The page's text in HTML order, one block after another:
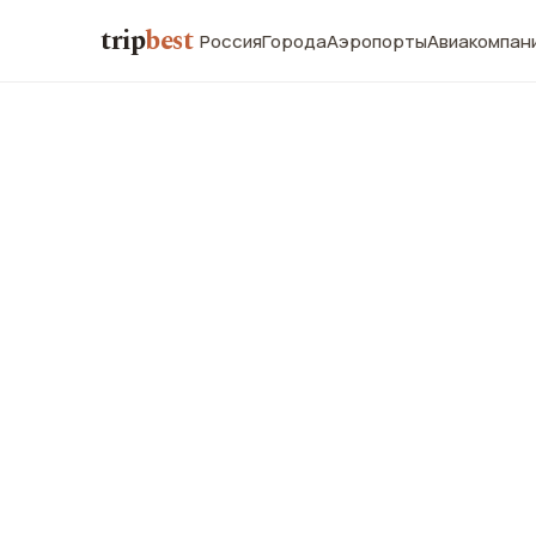
tripbest РоссияГородаАэропорты